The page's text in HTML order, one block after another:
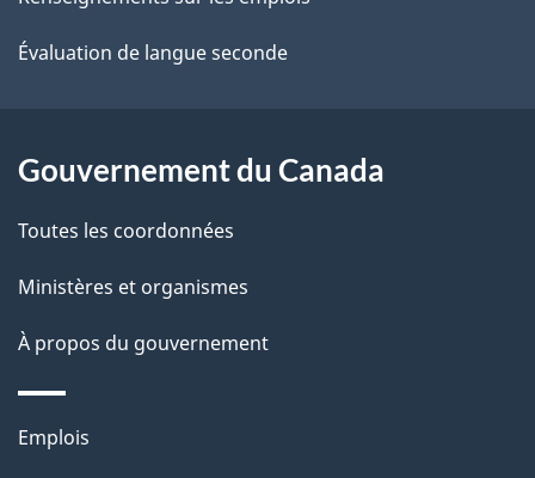
d
l
p
a
g
e
site
Évaluation de langue seconde
Gouvernement du Canada
Toutes les coordonnées
Ministères et organismes
À propos du gouvernement
Thèmes
Emplois